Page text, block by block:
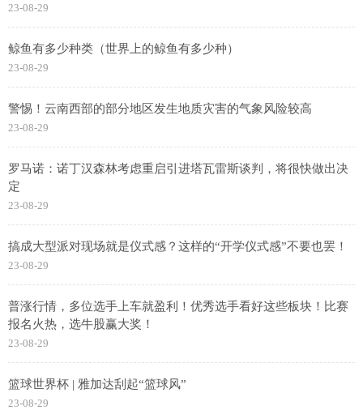
23-08-29
鲸鱼有多少种类（世界上的鲸鱼有多少种）
23-08-29
警惕！云南西部的部分地区发生地质灾害的气象风险较高
23-08-29
罗马诺：诺丁汉森林考虑重启引进塔瓦雷斯谈判，将很快做出决
定
23-08-29
搞成大型派对现场就是仪式感？这样的“开学仪式感”不要也罢！
23-08-29
普涨行情，多位选手上车就盈利！优秀选手看好这些板块！比赛
报名火热，选牛股赢大奖！
23-08-29
篮球世界杯 | 雅加达刮起“篮球风”
23-08-29